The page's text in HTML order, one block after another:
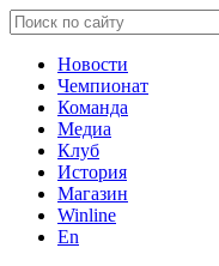
Новости
Чемпионат
Команда
Медиа
Клуб
История
Магазин
Winline
En